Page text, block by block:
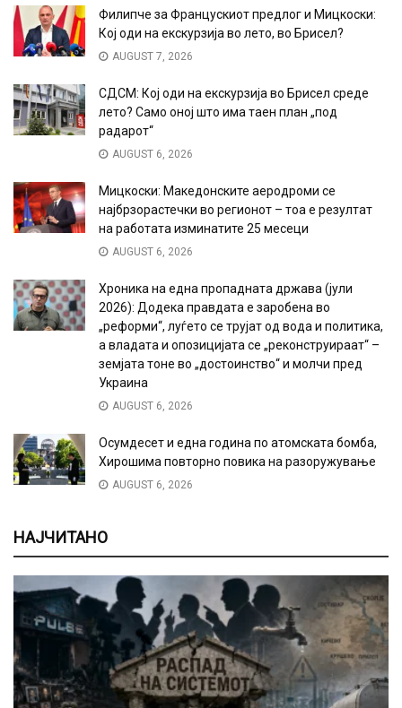
Филипче за Францускиот предлог и Мицкоски:
Кој оди на екскурзија во лето, во Брисел?
AUGUST 7, 2026
СДСМ: Кој оди на екскурзија во Брисел среде
лето? Само оној што има таен план „под
радарот“
AUGUST 6, 2026
Мицкоски: Македонските аеродроми се
најбрзорастечки во регионот – тоа е резултат
на работата изминатите 25 месеци
AUGUST 6, 2026
Хроника на една пропадната држава (јули
2026): Додека правдата е заробена во
„реформи“, луѓето се трујат од вода и политика,
а владата и опозицијата се „реконструираат“ –
земјата тоне во „достоинство“ и молчи пред
Украина
AUGUST 6, 2026
Осумдесет и една година по атомската бомба,
Хирошима повторно повика на разоружување
AUGUST 6, 2026
НАЈЧИТАНО